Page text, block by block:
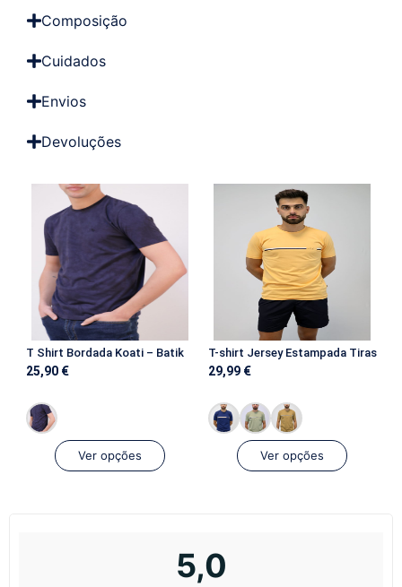
Composição
Cuidados
Envios
Devoluções
T Shirt Bordada Koati – Batik
25,90 €
Ver opções
T-shirt Jersey Estampada Tiras
29,99 €
Ver opções
5,0